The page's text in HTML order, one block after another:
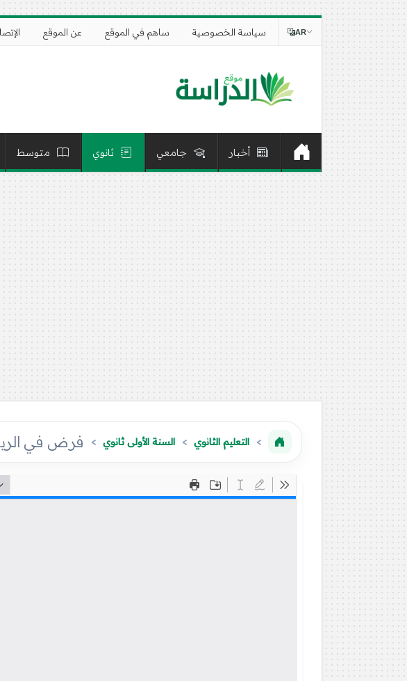
سياسة الخصوصية ساهم في الموقع عن الموقع AR
أخبار جامعي ثانوي متوسط
التعليم الثانوي السنة الأولى ثانوي فرض في